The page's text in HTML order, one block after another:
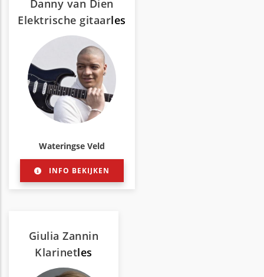
Danny van Dien
Elektrische gitaarles
Wateringse Veld
INFO BEKIJKEN
Giulia Zannin
Klarinetles